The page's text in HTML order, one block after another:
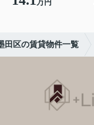
万円
田区の賃貸物件一覧